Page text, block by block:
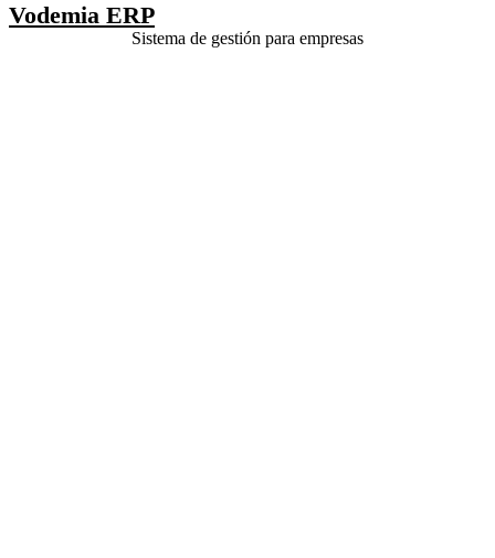
Vodemia ERP
Sistema de gestión para empresas